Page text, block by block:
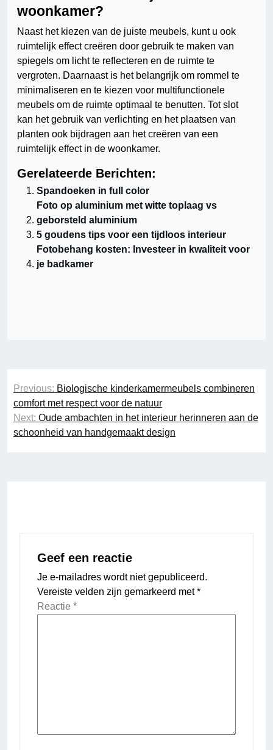
woonkamer?
Naast het kiezen van de juiste meubels, kunt u ook
ruimtelijk effect creëren door gebruik te maken van
spiegels om licht te reflecteren en de ruimte te
vergroten. Daarnaast is het belangrijk om rommel te
minimaliseren en te kiezen voor multifunctionele
meubels om de ruimte optimaal te benutten. Tot slot
kan het gebruik van verlichting en het plaatsen van
planten ook bijdragen aan het creëren van een
ruimtelijk effect in de woonkamer.
Gerelateerde Berichten:
Spandoeken in full color
Foto op aluminium met witte toplaag vs
geborsteld aluminium
5 goudens tips voor een tijdloos interieur
Fotobehang kosten: Investeer in kwaliteit voor
je badkamer
Bericht
navigatie
Previous: Biologische kinderkamermeubels combineren
comfort met respect voor de natuur
Next: Oude ambachten in het interieur herinneren aan de
schoonheid van handgemaakt design
Geef een reactie
Je e-mailadres wordt niet gepubliceerd.
Vereiste velden zijn gemarkeerd met*
Reactie *